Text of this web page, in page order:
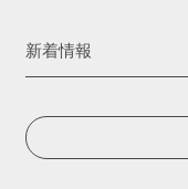
新着情報